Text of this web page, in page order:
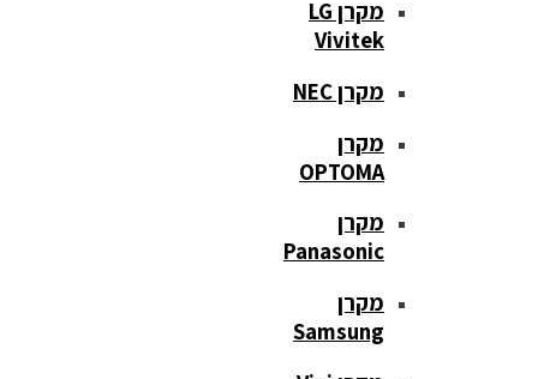
מקרן LG
Vivitek
מקרן NEC
מקרן
OPTOMA
מקרן
Panasonic
מקרן
Samsung